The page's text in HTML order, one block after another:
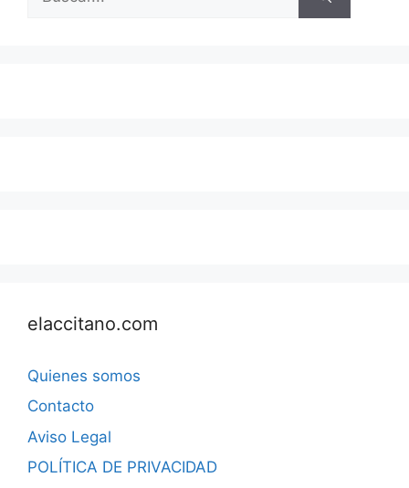
elaccitano.com
Quienes somos
Contacto
Aviso Legal
POLÍTICA DE PRIVACIDAD